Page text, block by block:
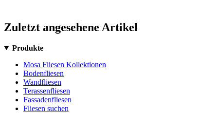
Zuletzt angesehene Artikel
Produkte
Mosa Fliesen Kollektionen
Bodenfliesen
Wandfliesen
Terassenfliesen
Fassadenfliesen
Fliesen suchen